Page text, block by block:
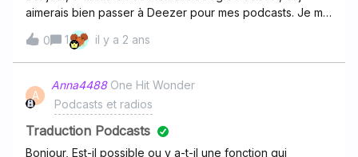
aimerais bien passer à Deezer pour mes podcasts. Je me
rends que la plupart des podcasts que j écoute n y sont
pas, en particulier des podcasts étrangers. Comment
Deezer choisit de nouveaux podcasts à ajouter à son
catalogue s il vous plaît ? Est ce qu on peut en proposer
? Cordialement
0 1 il y a 2 ans
A
Anna4488 One Hit Wonder
Podcasts et radios
Traduction Podcasts
Bonjour, Est-il possible ou y a-t-il une fonction qui